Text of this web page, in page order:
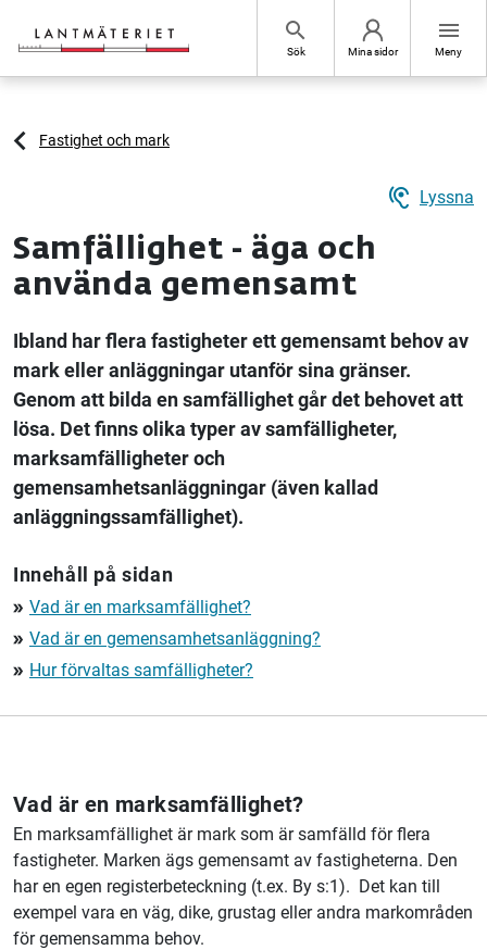
search
Sök Mina sidor
menu
Meny
Fastighet och mark
hearing Lyssna
Samfällighet - äga och
använda gemensamt
Ibland har flera fastigheter ett gemensamt behov av
mark eller anläggningar utanför sina gränser.
Genom att bilda en samfällighet går det behovet att
lösa. Det finns olika typer av samfälligheter,
marksamfälligheter och
gemensamhetsanläggningar (även kallad
anläggningssamfällighet).
Innehåll på sidan
double_arrow Vad är en marksamfällighet?
double_arrow Vad är en gemensamhetsanläggning?
double_arrow Hur förvaltas samfälligheter?
Vad är en marksamfällighet?
En marksamfällighet är mark som är samfälld för flera
fastigheter. Marken ägs gemensamt av fastigheterna. Den
har en egen registerbeteckning (t.ex. By s:1). Det kan till
exempel vara en väg, dike, grustag eller andra markområden
för gemensamma behov.